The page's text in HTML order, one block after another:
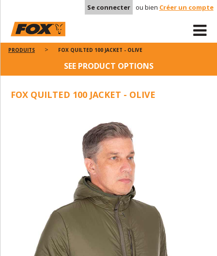
Se connecter ou bien Créer un compte
PRODUITS FOX QUILTED 100 JACKET - OLIVE
SEE PRODUCT OPTIONS
FOX QUILTED 100 JACKET - OLIVE